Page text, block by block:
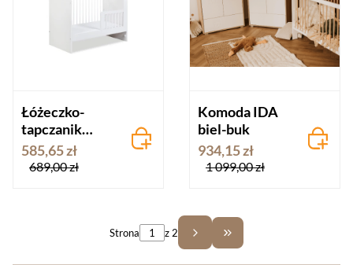
Łóżeczko-
tapczanik
70x140 DALIA
biel-popiel
585,65 zł
689,00 zł
Komoda IDA
biel-buk
934,15 zł
1 099,00 zł
Strona z 2 Przejdź do ostatniej